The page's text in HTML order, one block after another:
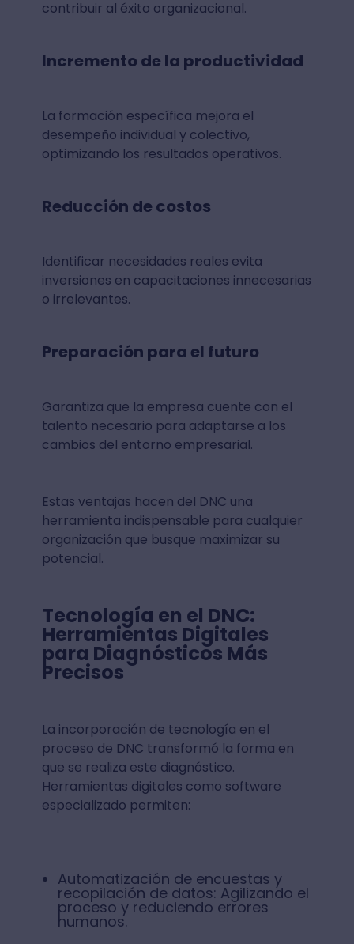
contribuir al éxito organizacional.
Incremento de la productividad
La formación específica mejora el
desempeño individual y colectivo,
optimizando los resultados operativos.
Reducción de costos
Identificar necesidades reales evita
inversiones en capacitaciones innecesarias
o irrelevantes.
Preparación para el futuro
Garantiza que la empresa cuente con el
talento necesario para adaptarse a los
cambios del entorno empresarial.
Estas ventajas hacen del DNC una
herramienta indispensable para cualquier
organización que busque maximizar su
potencial.
Tecnología en el DNC:
Herramientas Digitales
para Diagnósticos Más
Precisos
La incorporación de tecnología en el
proceso de DNC transformó la forma en
que se realiza este diagnóstico.
Herramientas digitales como software
especializado permiten:
Automatización de encuestas y
recopilación de datos: Agilizando el
proceso y reduciendo errores
humanos.